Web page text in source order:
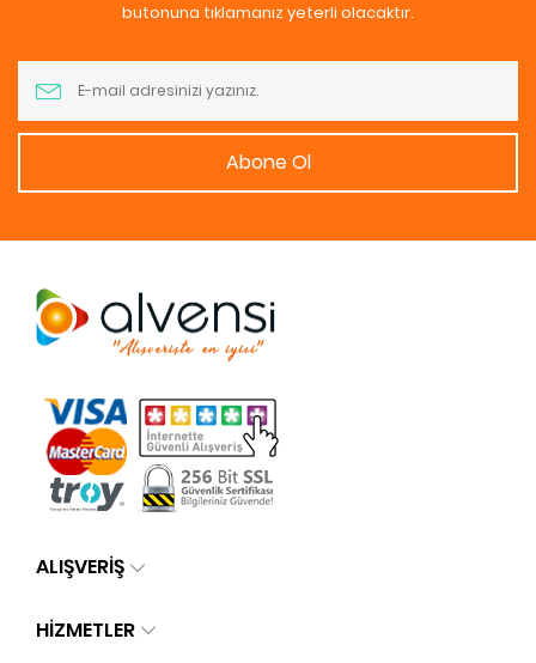
butonuna tıklamanız yeterli olacaktır.
Abone Ol
ALIŞVERİŞ
HİZMETLER